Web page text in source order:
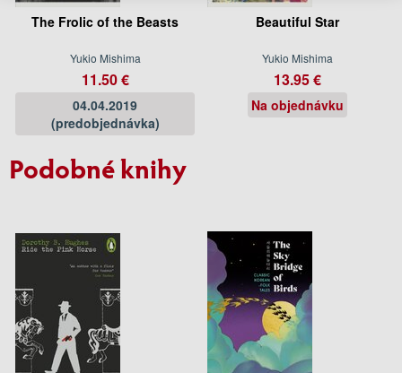
The Frolic of the Beasts
Yukio Mishima
11.50 €
04.04.2019
(predobjednávka)
Beautiful Star
Yukio Mishima
13.95 €
Na objednávku
Podobné knihy